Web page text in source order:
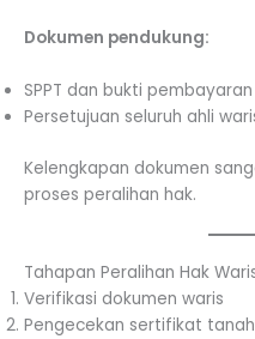
Dokumen pendukung:
SPPT dan bukti
Persetujuan seluruh ahli
Kelengkapan dokumen
proses peralihan hak.
Tahapan Peralihan Hak
Verifikasi dokumen waris
Pengecekan sertifikat tanah